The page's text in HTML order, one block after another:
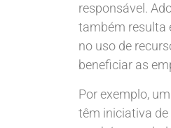
responsável.
também resulta
no uso de
beneficiar as
Por exemplo,
têm iniciativa